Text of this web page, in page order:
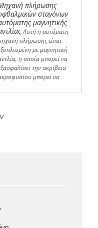
πλήρωσης
σταγόνων
μαγνητικής
Αυτή η αυτόματη
πλήρωσης είναι
με μαγνητική
η οποία μπορεί να
την ακρίβεια
μπορεί να